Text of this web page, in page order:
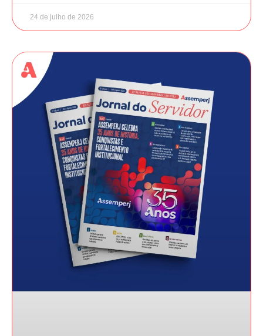
24 de julho de 2026